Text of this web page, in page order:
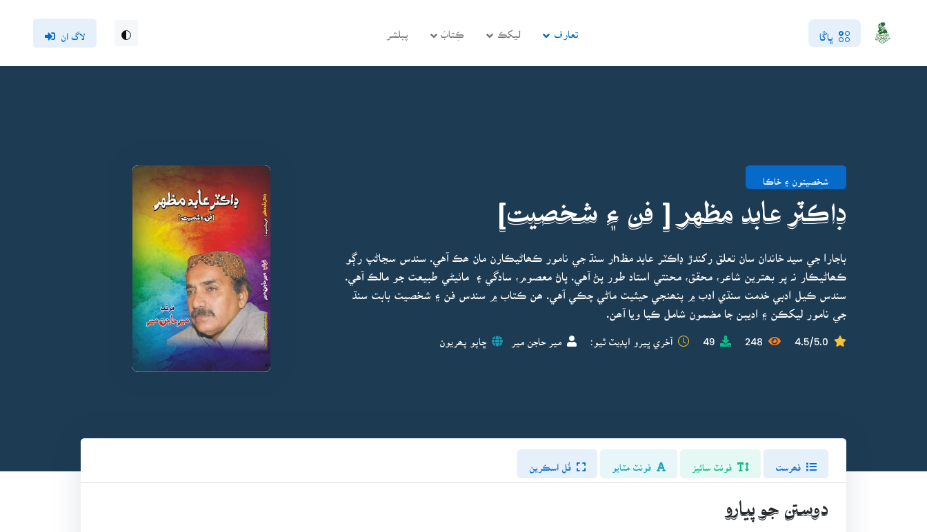
ڀاڱا تعارف ليکڪ ڪِتابَ پبلشر لاگ ان
شخصيتون ۽ خاڪا
ڊاڪٽر عابد مظهر [ فن ۽ شخصيت]
باجارا جي سيد خاندان سان تعلق رکندڙ ڊاڪٽر عابد مظhر سنڌ جي نامور ڪھاڻيڪارن مان ھڪ آهي. سندس سڃاڻپ رڳو
ڪھاڻيڪار نہ پر بھترين شاعر، محقق، محنتي استاد طور پڻ آهي. پاڻ معصوم، سادگي ۽ ماٺيڻي طبيعت جو مالڪ آهي.
سندس ڪيل ادبي خدمت سنڌي ادب ۾ پنھنجي حيثيت ماڻي چڪي آهي. ھن ڪتاب ۾ سندس فن ۽ شخصيت بابت سنڌ
جي نامور ليکڪن ۽ اديبن جا مضمون شامل ڪيا ويا آھن.
4.5/5.0
248
49 آخري ڀيرو اپڊيٽ ٿيو: مير حاجن مير ڇاپو پھريون
فُل اسڪرين
دوستن جو پيارو